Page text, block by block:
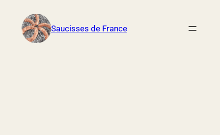
contenu
Saucisses de France